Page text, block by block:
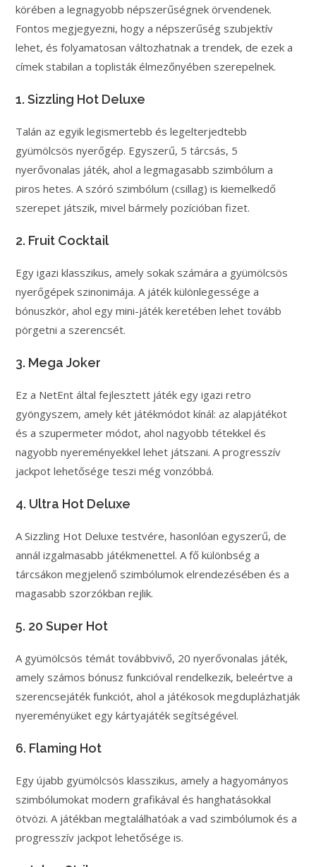
körében a legnagyobb népszerűségnek örvendenek.
Fontos megjegyezni, hogy a népszerűség szubjektív
lehet, és folyamatosan változhatnak a trendek, de ezek a
címek stabilan a toplisták élmezőnyében szerepelnek.
1. Sizzling Hot Deluxe
Talán az egyik legismertebb és legelterjedtebb
gyümölcsös nyerőgép. Egyszerű, 5 tárcsás, 5
nyerővonalas játék, ahol a legmagasabb szimbólum a
piros hetes. A szóró szimbólum (csillag) is kiemelkedő
szerepet játszik, mivel bármely pozícióban fizet.
2. Fruit Cocktail
Egy igazi klasszikus, amely sokak számára a gyümölcsös
nyerőgépek szinonimája. A játék különlegessége a
bónuszkör, ahol egy mini-játék keretében lehet tovább
pörgetni a szerencsét.
3. Mega Joker
Ez a NetEnt által fejlesztett játék egy igazi retro
gyöngyszem, amely két játékmódot kínál: az alapjátékot
és a szupermeter módot, ahol nagyobb tétekkel és
nagyobb nyereményekkel lehet játszani. A progresszív
jackpot lehetősége teszi még vonzóbbá.
4. Ultra Hot Deluxe
A Sizzling Hot Deluxe testvére, hasonlóan egyszerű, de
annál izgalmasabb játékmenettel. A fő különbség a
tárcsákon megjelenő szimbólumok elrendezésében és a
magasabb szorzókban rejlik.
5. 20 Super Hot
A gyümölcsös témát továbbvivő, 20 nyerővonalas játék,
amely számos bónusz funkcióval rendelkezik, beleértve a
szerencsejáték funkciót, ahol a játékosok megduplázhatják
nyereményüket egy kártyajáték segítségével.
6. Flaming Hot
Egy újabb gyümölcsös klasszikus, amely a hagyományos
szimbólumokat modern grafikával és hanghatásokkal
ötvözi. A játékban megtalálhatóak a vad szimbólumok és a
progresszív jackpot lehetősége is.